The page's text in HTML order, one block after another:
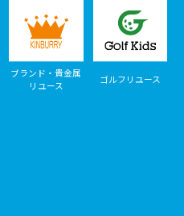
ブランド・貴金属
リユース
ゴルフリユース